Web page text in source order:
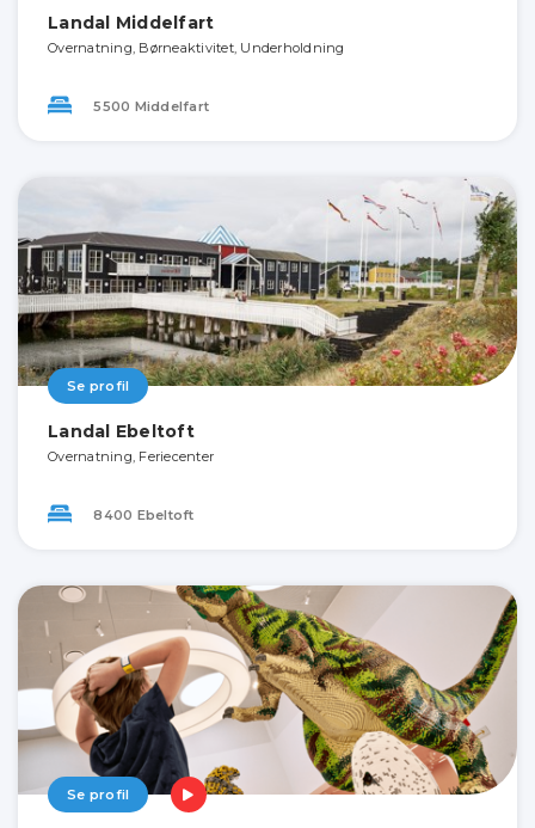
Landal Middelfart
Overnatning, Børneaktivitet, Underholdning
5500 Middelfart
Se profil
Landal Ebeltoft
Overnatning, Feriecenter
8400 Ebeltoft
Se profil